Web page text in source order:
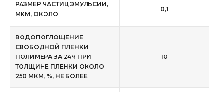
РАЗМЕР ЧАСТИЦ ЭМУЛЬСИИ,
МКМ, ОКОЛО
0,1
ВОДОПОГЛОЩЕНИЕ
СВОБОДНОЙ ПЛЕНКИ
ПОЛИМЕРА ЗА 24Ч ПРИ
ТОЛЩИНЕ ПЛЕНКИ ОКОЛО
250 МКМ, %, НЕ БОЛЕЕ
10